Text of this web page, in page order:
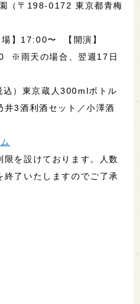
（〒198-0172 東京都青梅
】17:00〜 【開演】
※雨天の場合、翌週17日
）東京蔵人300mlボトル
井3酒利酒セット／小澤酒
を設けております。人数
了いたしますのでご了承